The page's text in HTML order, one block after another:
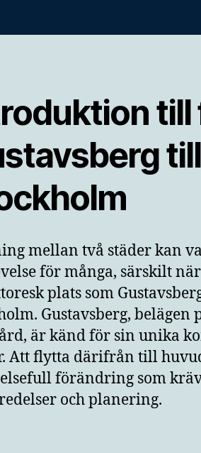
till
mellan två städer kan
för många, särskilt
plats som
Gustavsberg, belägen
är känd för sin unika
Att flytta därifrån till
förändring som
och planering.